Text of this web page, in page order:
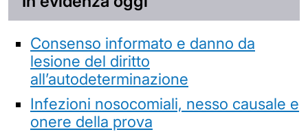
Consenso informato e danno da
lesione del diritto
all’autodeterminazione
Infezioni nosocomiali, nesso causale e
onere della prova